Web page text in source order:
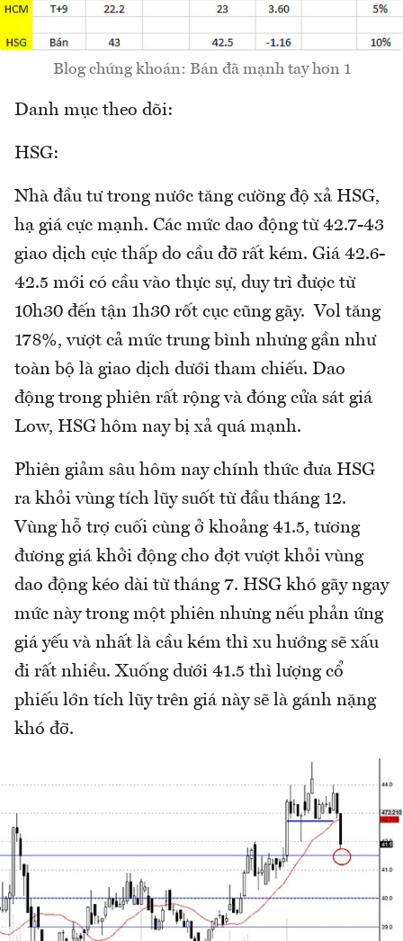
Blog chứng khoán: Bán đã mạnh tay hơn 1
Danh mục theo dõi:
HSG:
Nhà đầu tư trong nước tăng cường độ xả HSG,
hạ giá cực mạnh. Các mức dao động từ 42.7-43
giao dịch cực thấp do cầu đỡ rất kém. Giá 42.6-
42.5 mới có cầu vào thực sự, duy trì được từ
10h30 đến tận 1h30 rốt cục cũng gãy. Vol tăng
178%, vượt cả mức trung bình nhưng gần như
toàn bộ là giao dịch dưới tham chiếu. Dao
động trong phiên rất rộng và đóng cửa sát giá
Low, HSG hôm nay bị xả quá mạnh.
Phiên giảm sâu hôm nay chính thức đưa HSG
ra khỏi vùng tích lũy suốt từ đầu tháng 12.
Vùng hỗ trợ cuối cùng ở khoảng 41.5, tương
đương giá khởi động cho đợt vượt khỏi vùng
dao động kéo dài từ tháng 7. HSG khó gãy ngay
mức này trong một phiên nhưng nếu phản ứng
giá yếu và nhất là cầu kém thì xu hướng sẽ xấu
đi rất nhiều. Xuống dưới 41.5 thì lượng cổ
phiếu lớn tích lũy trên giá này sẽ là gánh nặng
khó đỡ.